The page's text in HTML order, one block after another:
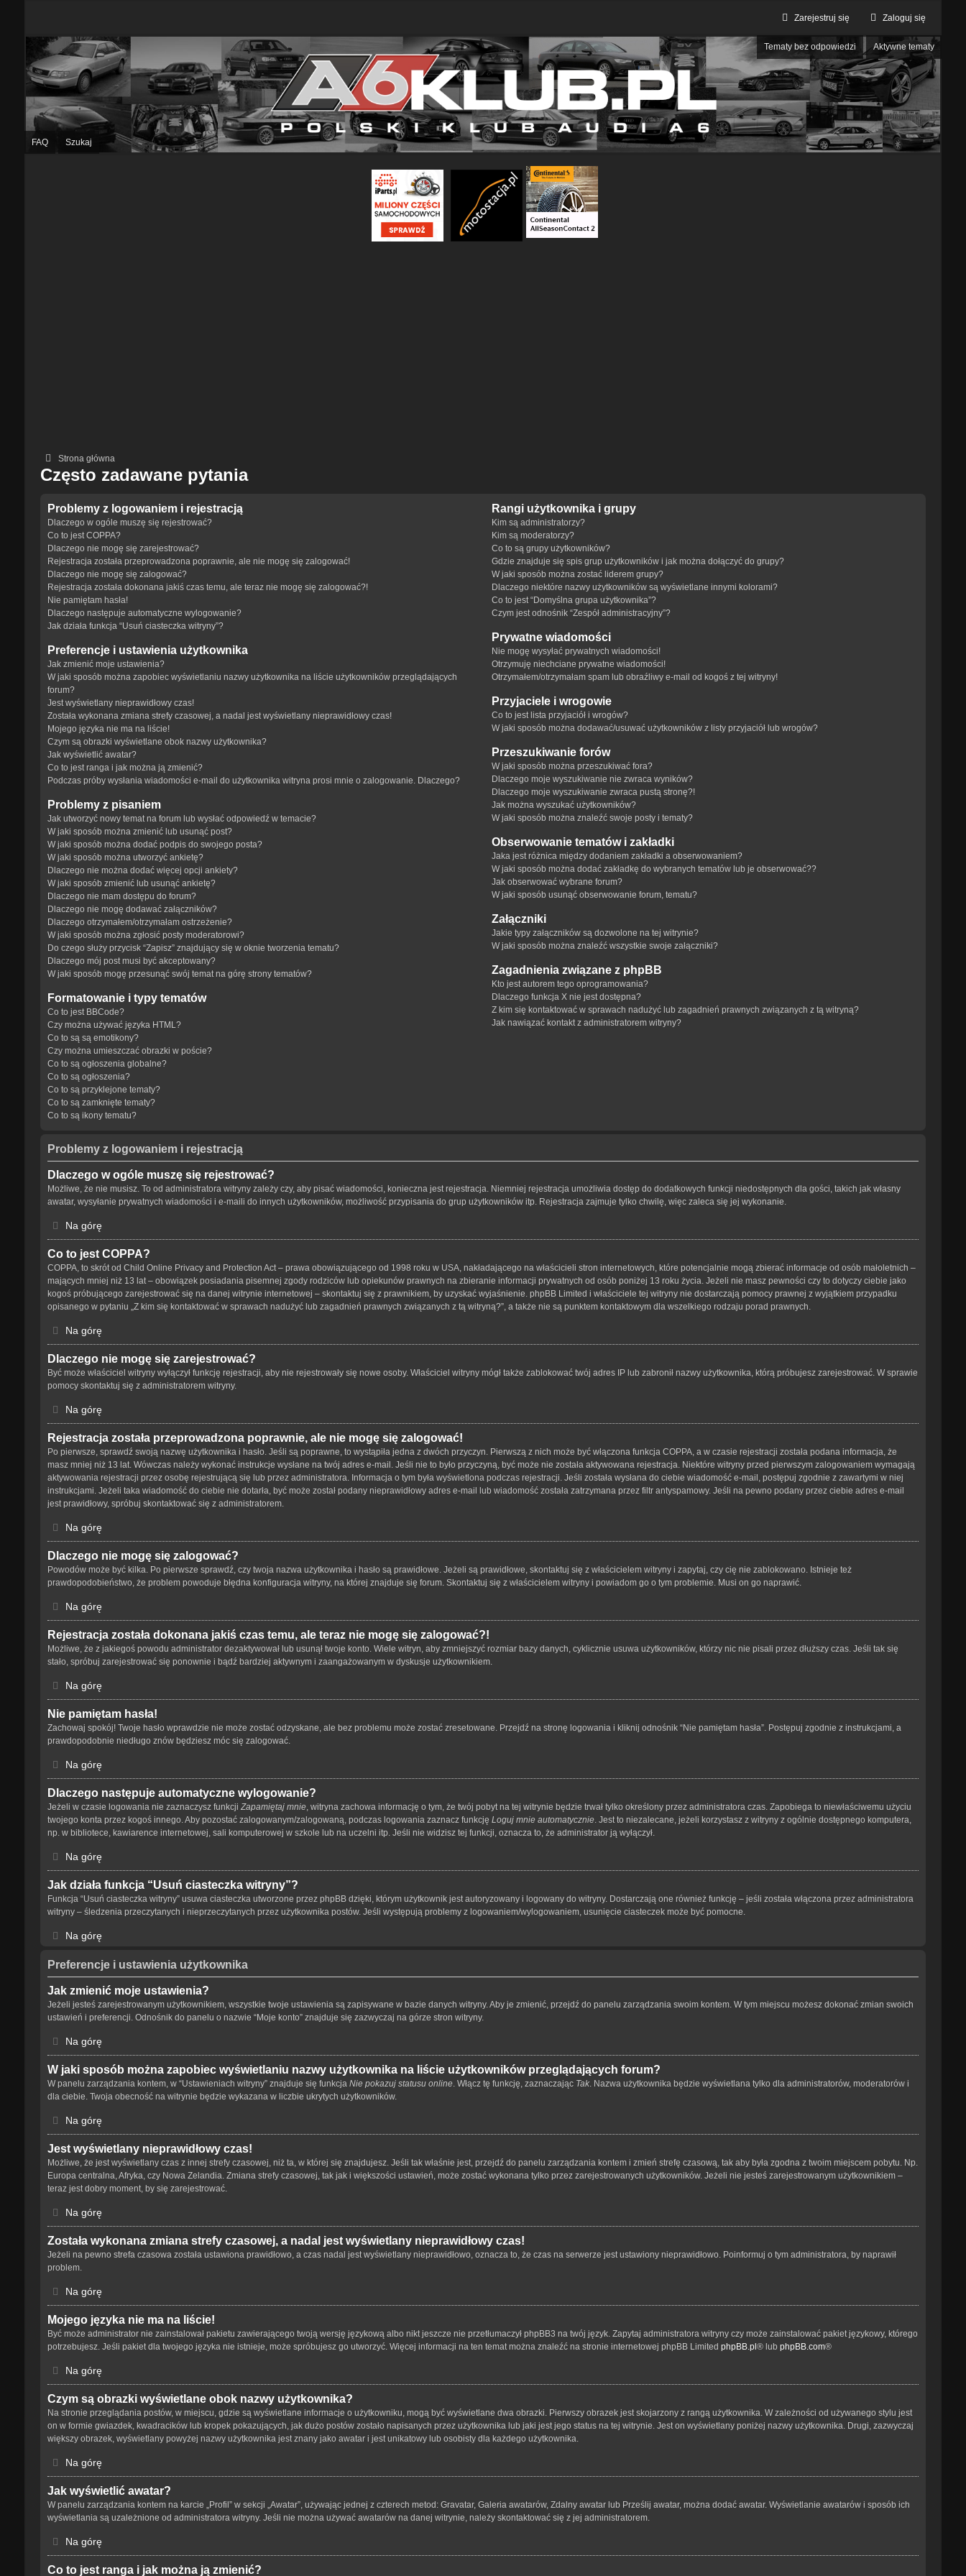
Zaloguj się
Zarejestruj się
Tematy bez odpowiedzi Aktywne tematy
FAQ Szukaj
Strona główna
Często zadawane pytania
Problemy z logowaniem i rejestracją
Dlaczego w ogóle muszę się rejestrować?
Co to jest COPPA?
Dlaczego nie mogę się zarejestrować?
Rejestracja została przeprowadzona poprawnie, ale nie mogę się zalogować!
Dlaczego nie mogę się zalogować?
Rejestracja została dokonana jakiś czas temu, ale teraz nie mogę się zalogować?!
Nie pamiętam hasła!
Dlaczego następuje automatyczne wylogowanie?
Jak działa funkcja “Usuń ciasteczka witryny”?
Preferencje i ustawienia użytkownika
Jak zmienić moje ustawienia?
W jaki sposób można zapobiec wyświetlaniu nazwy użytkownika na liście użytkowników przeglądających
forum?
Jest wyświetlany nieprawidłowy czas!
Została wykonana zmiana strefy czasowej, a nadal jest wyświetlany nieprawidłowy czas!
Mojego języka nie ma na liście!
Czym są obrazki wyświetlane obok nazwy użytkownika?
Jak wyświetlić awatar?
Co to jest ranga i jak można ją zmienić?
Podczas próby wysłania wiadomości e-mail do użytkownika witryna prosi mnie o zalogowanie. Dlaczego?
Problemy z pisaniem
Jak utworzyć nowy temat na forum lub wysłać odpowiedź w temacie?
W jaki sposób można zmienić lub usunąć post?
W jaki sposób można dodać podpis do swojego posta?
W jaki sposób można utworzyć ankietę?
Dlaczego nie można dodać więcej opcji ankiety?
W jaki sposób zmienić lub usunąć ankietę?
Dlaczego nie mam dostępu do forum?
Dlaczego nie mogę dodawać załączników?
Dlaczego otrzymałem/otrzymałam ostrzeżenie?
W jaki sposób można zgłosić posty moderatorowi?
Do czego służy przycisk “Zapisz” znajdujący się w oknie tworzenia tematu?
Dlaczego mój post musi być akceptowany?
W jaki sposób mogę przesunąć swój temat na górę strony tematów?
Formatowanie i typy tematów
Co to jest BBCode?
Czy można używać języka HTML?
Co to są są emotikony?
Czy można umieszczać obrazki w poście?
Co to są ogłoszenia globalne?
Co to są ogłoszenia?
Co to są przyklejone tematy?
Co to są zamknięte tematy?
Co to są ikony tematu?
Rangi użytkownika i grupy
Kim są administratorzy?
Kim są moderatorzy?
Co to są grupy użytkowników?
Gdzie znajduje się spis grup użytkowników i jak można dołączyć do grupy?
W jaki sposób można zostać liderem grupy?
Dlaczego niektóre nazwy użytkowników są wyświetlane innymi kolorami?
Co to jest “Domyślna grupa użytkownika”?
Czym jest odnośnik “Zespół administracyjny”?
Prywatne wiadomości
Nie mogę wysyłać prywatnych wiadomości!
Otrzymuję niechciane prywatne wiadomości!
Otrzymałem/otrzymałam spam lub obraźliwy e-mail od kogoś z tej witryny!
Przyjaciele i wrogowie
Co to jest lista przyjaciół i wrogów?
W jaki sposób można dodawać/usuwać użytkowników z listy przyjaciół lub wrogów?
Przeszukiwanie forów
W jaki sposób można przeszukiwać fora?
Dlaczego moje wyszukiwanie nie zwraca wyników?
Dlaczego moje wyszukiwanie zwraca pustą stronę?!
Jak można wyszukać użytkowników?
W jaki sposób można znaleźć swoje posty i tematy?
Obserwowanie tematów i zakładki
Jaka jest różnica między dodaniem zakładki a obserwowaniem?
W jaki sposób można dodać zakładkę do wybranych tematów lub je obserwować??
Jak obserwować wybrane forum?
W jaki sposób usunąć obserwowanie forum, tematu?
Załączniki
Jakie typy załączników są dozwolone na tej witrynie?
W jaki sposób można znaleźć wszystkie swoje załączniki?
Zagadnienia związane z phpBB
Kto jest autorem tego oprogramowania?
Dlaczego funkcja X nie jest dostępna?
Z kim się kontaktować w sprawach nadużyć lub zagadnień prawnych związanych z tą witryną?
Jak nawiązać kontakt z administratorem witryny?
Problemy z logowaniem i rejestracją
Dlaczego w ogóle muszę się rejestrować?
Możliwe, że nie musisz. To od administratora witryny zależy czy, aby pisać wiadomości, konieczna jest rejestracja. Niemniej rejestracja umożliwia dostęp do dodatkowych funkcji niedostępnych dla gości, takich jak własny
awatar, wysyłanie prywatnych wiadomości i e-maili do innych użytkowników, możliwość przypisania do grup użytkowników itp. Rejestracja zajmuje tylko chwilę, więc zaleca się jej wykonanie.
Na górę
Co to jest COPPA?
COPPA, to skrót od Child Online Privacy and Protection Act – prawa obowiązującego od 1998 roku w USA, nakładającego na właścicieli stron internetowych, które potencjalnie mogą zbierać informacje od osób małoletnich –
mających mniej niż 13 lat – obowiązek posiadania pisemnej zgody rodziców lub opiekunów prawnych na zbieranie informacji prywatnych od osób poniżej 13 roku życia. Jeżeli nie masz pewności czy to dotyczy ciebie jako
kogoś próbującego zarejestrować się na danej witrynie internetowej – skontaktuj się z prawnikiem, by uzyskać wyjaśnienie. phpBB Limited i właściciele tej witryny nie dostarczają pomocy prawnej z wyjątkiem przypadku
opisanego w pytaniu „Z kim się kontaktować w sprawach nadużyć lub zagadnień prawnych związanych z tą witryną?”, a także nie są punktem kontaktowym dla wszelkiego rodzaju porad prawnych.
Na górę
Dlaczego nie mogę się zarejestrować?
Być może właściciel witryny wyłączył funkcję rejestracji, aby nie rejestrowały się nowe osoby. Właściciel witryny mógł także zablokować twój adres IP lub zabronił nazwy użytkownika, którą próbujesz zarejestrować. W sprawie
pomocy skontaktuj się z administratorem witryny.
Na górę
Rejestracja została przeprowadzona poprawnie, ale nie mogę się zalogować!
Po pierwsze, sprawdź swoją nazwę użytkownika i hasło. Jeśli są poprawne, to wystąpiła jedna z dwóch przyczyn. Pierwszą z nich może być włączona funkcja COPPA, a w czasie rejestracji została podana informacja, że
masz mniej niż 13 lat. Wówczas należy wykonać instrukcje wysłane na twój adres e-mail. Jeśli nie to było przyczyną, być może nie została aktywowana rejestracja. Niektóre witryny przed pierwszym zalogowaniem wymagają
aktywowania rejestracji przez osobę rejestrującą się lub przez administratora. Informacja o tym była wyświetlona podczas rejestracji. Jeśli została wysłana do ciebie wiadomość e-mail, postępuj zgodnie z zawartymi w niej
instrukcjami. Jeżeli taka wiadomość do ciebie nie dotarła, być może został podany nieprawidłowy adres e-mail lub wiadomość została zatrzymana przez filtr antyspamowy. Jeśli na pewno podany przez ciebie adres e-mail
jest prawidłowy, spróbuj skontaktować się z administratorem.
Na górę
Dlaczego nie mogę się zalogować?
Powodów może być kilka. Po pierwsze sprawdź, czy twoja nazwa użytkownika i hasło są prawidłowe. Jeżeli są prawidłowe, skontaktuj się z właścicielem witryny i zapytaj, czy cię nie zablokowano. Istnieje też
prawdopodobieństwo, że problem powoduje błędna konfiguracja witryny, na której znajduje się forum. Skontaktuj się z właścicielem witryny i powiadom go o tym problemie. Musi on go naprawić.
Na górę
Rejestracja została dokonana jakiś czas temu, ale teraz nie mogę się zalogować?!
Możliwe, że z jakiegoś powodu administrator dezaktywował lub usunął twoje konto. Wiele witryn, aby zmniejszyć rozmiar bazy danych, cyklicznie usuwa użytkowników, którzy nic nie pisali przez dłuższy czas. Jeśli tak się
stało, spróbuj zarejestrować się ponownie i bądź bardziej aktywnym i zaangażowanym w dyskusje użytkownikiem.
Na górę
Nie pamiętam hasła!
Zachowaj spokój! Twoje hasło wprawdzie nie może zostać odzyskane, ale bez problemu może zostać zresetowane. Przejdź na stronę logowania i kliknij odnośnik “Nie pamiętam hasła”. Postępuj zgodnie z instrukcjami, a
prawdopodobnie niedługo znów będziesz móc się zalogować.
Na górę
Dlaczego następuje automatyczne wylogowanie?
Jeżeli w czasie logowania nie zaznaczysz funkcji Zapamiętaj mnie, witryna zachowa informację o tym, że twój pobyt na tej witrynie będzie trwał tylko określony przez administratora czas. Zapobiega to niewłaściwemu użyciu
twojego konta przez kogoś innego. Aby pozostać zalogowanym/zalogowaną, podczas logowania zaznacz funkcję Loguj mnie automatycznie. Jest to niezalecane, jeżeli korzystasz z witryny z ogólnie dostępnego komputera,
np. w bibliotece, kawiarence internetowej, sali komputerowej w szkole lub na uczelni itp. Jeśli nie widzisz tej funkcji, oznacza to, że administrator ją wyłączył.
Na górę
Jak działa funkcja “Usuń ciasteczka witryny”?
Funkcja “Usuń ciasteczka witryny” usuwa ciasteczka utworzone przez phpBB dzięki, którym użytkownik jest autoryzowany i logowany do witryny. Dostarczają one również funkcję – jeśli została włączona przez administratora
witryny – śledzenia przeczytanych i nieprzeczytanych przez użytkownika postów. Jeśli występują problemy z logowaniem/wylogowaniem, usunięcie ciasteczek może być pomocne.
Na górę
Preferencje i ustawienia użytkownika
Jak zmienić moje ustawienia?
Jeżeli jesteś zarejestrowanym użytkownikiem, wszystkie twoje ustawienia są zapisywane w bazie danych witryny. Aby je zmienić, przejdź do panelu zarządzania swoim kontem. W tym miejscu możesz dokonać zmian swoich
ustawień i preferencji. Odnośnik do panelu o nazwie “Moje konto” znajduje się zazwyczaj na górze stron witryny.
Na górę
W jaki sposób można zapobiec wyświetlaniu nazwy użytkownika na liście użytkowników przeglądających forum?
W panelu zarządzania kontem, w “Ustawieniach witryny” znajduje się funkcja Nie pokazuj statusu online. Włącz tę funkcję, zaznaczając Tak. Nazwa użytkownika będzie wyświetlana tylko dla administratorów, moderatorów i
dla ciebie. Twoja obecność na witrynie będzie wykazana w liczbie ukrytych użytkowników.
Na górę
Jest wyświetlany nieprawidłowy czas!
Możliwe, że jest wyświetlany czas z innej strefy czasowej, niż ta, w której się znajdujesz. Jeśli tak właśnie jest, przejdź do panelu zarządzania kontem i zmień strefę czasową, tak aby była zgodna z twoim miejscem pobytu. Np.
Europa centralna, Afryka, czy Nowa Zelandia. Zmiana strefy czasowej, tak jak i większości ustawień, może zostać wykonana tylko przez zarejestrowanych użytkowników. Jeżeli nie jesteś zarejestrowanym użytkownikiem –
teraz jest dobry moment, by się zarejestrować.
Na górę
Została wykonana zmiana strefy czasowej, a nadal jest wyświetlany nieprawidłowy czas!
Jeżeli na pewno strefa czasowa została ustawiona prawidłowo, a czas nadal jest wyświetlany nieprawidłowo, oznacza to, że czas na serwerze jest ustawiony nieprawidłowo. Poinformuj o tym administratora, by naprawił
problem.
Na górę
Mojego języka nie ma na liście!
Być może administrator nie zainstalował pakietu zawierającego twoją wersję językową albo nikt jeszcze nie przetłumaczył phpBB3 na twój język. Zapytaj administratora witryny czy może zainstalować pakiet językowy, którego
potrzebujesz. Jeśli pakiet dla twojego języka nie istnieje, może spróbujesz go utworzyć. Więcej informacji na ten temat można znaleźć na stronie internetowej phpBB Limited phpBB.pl ® lub phpBB.com®
Na górę
Czym są obrazki wyświetlane obok nazwy użytkownika?
Na stronie przeglądania postów, w miejscu, gdzie są wyświetlane informacje o użytkowniku, mogą być wyświetlane dwa obrazki. Pierwszy obrazek jest skojarzony z rangą użytkownika. W zależności od używanego stylu jest
on w formie gwiazdek, kwadracików lub kropek pokazujących, jak dużo postów zostało napisanych przez użytkownika lub jaki jest jego status na tej witrynie. Jest on wyświetlany poniżej nazwy użytkownika. Drugi, zazwyczaj
większy obrazek, wyświetlany powyżej nazwy użytkownika jest znany jako awatar i jest unikatowy lub osobisty dla każdego użytkownika.
Na górę
Jak wyświetlić awatar?
W panelu zarządzania kontem na karcie „Profil” w sekcji „Awatar”, używając jednej z czterech metod: Gravatar, Galeria awatarów, Zdalny awatar lub Prześlij awatar, można dodać awatar. Wyświetlanie awatarów i sposób ich
wyświetlania są uzależnione od administratora witryny. Jeśli nie można używać awatarów na danej witrynie, należy skontaktować się z jej administratorem.
Na górę
Co to jest ranga i jak można ją zmienić?